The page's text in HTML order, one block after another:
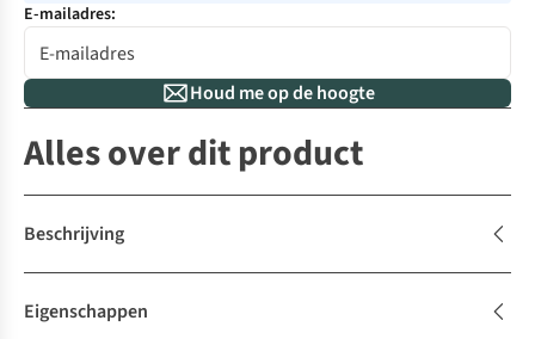
E-mailadres:
Houd me op de hoogte
Alles over dit product
Beschrijving
Eigenschappen